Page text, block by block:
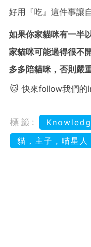
好用『吃』這件事讓
如果你家貓咪有一半
家貓咪可能過得很不
多多陪貓咪，否則嚴
🐱 快來follow我們的
標籤:
貓，主子，喵星人